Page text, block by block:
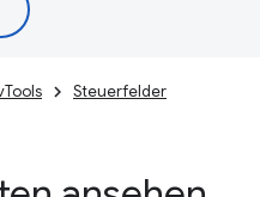
Steuerfelder